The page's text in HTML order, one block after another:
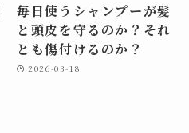
毎日使うシャンプーが髪
と頭皮を守るのか？それ
とも傷付けるのか？
2026-03-18